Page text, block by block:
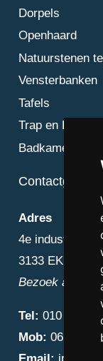
Dorpels
Openhaard
Natuurstenen
Vensterbanken
Tafels
Trap en Bordes
Badkamer
Adres
4e
3133 EK
Bezoek alleen
Tel: 010 – 223
Mob: 06 –
Email: